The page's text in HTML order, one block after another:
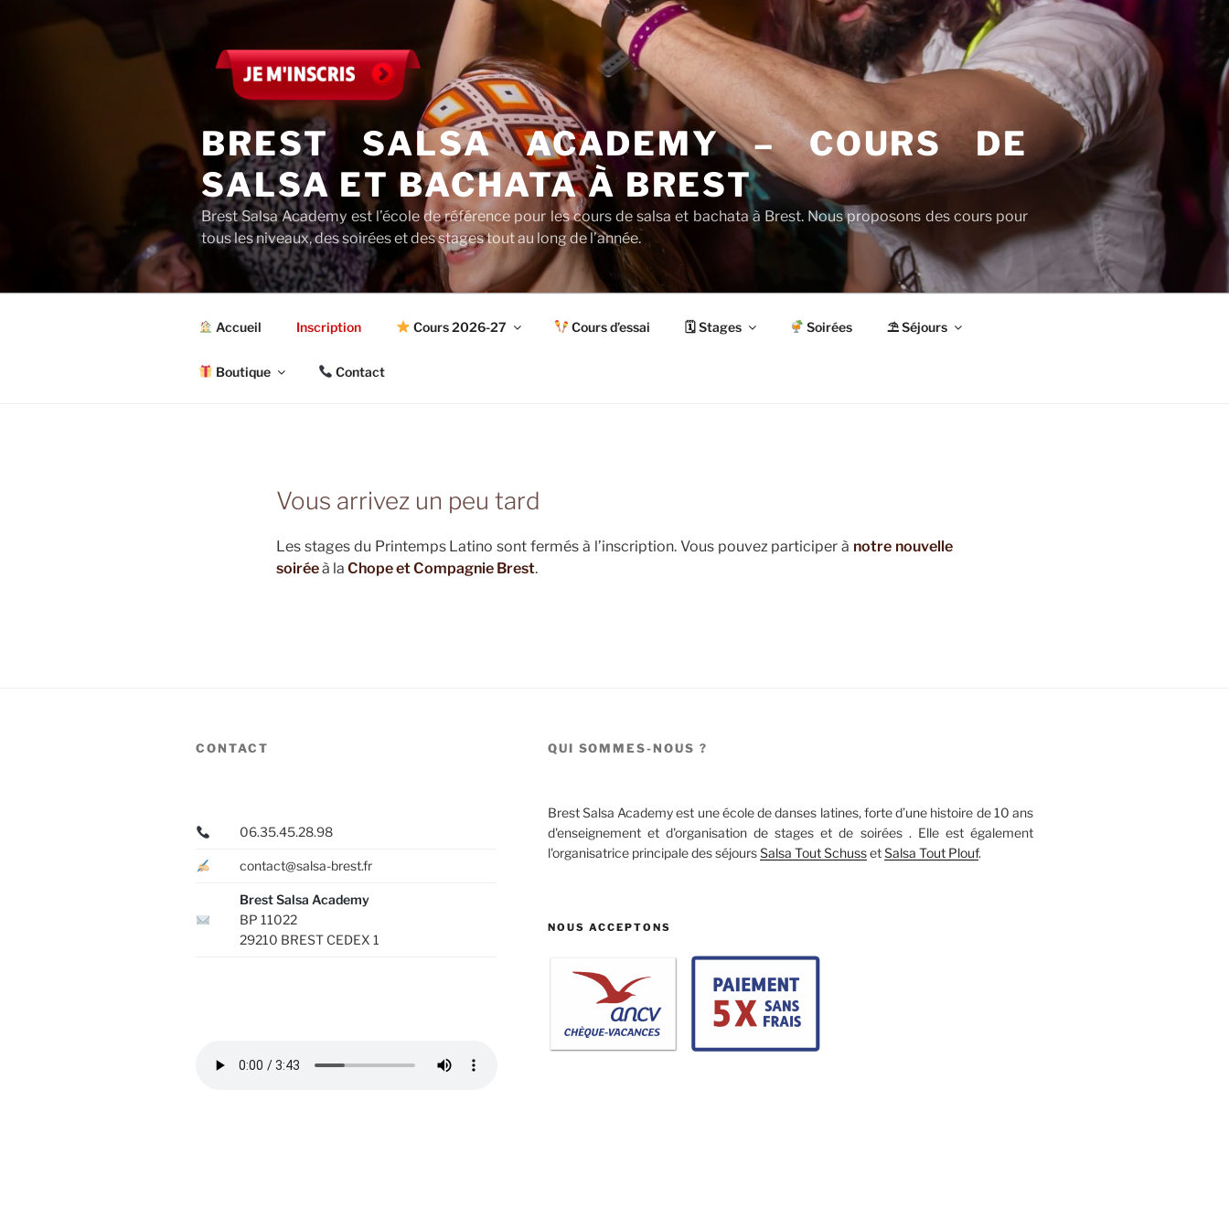
BREST SALSA ACADEMY – COURS DE
SALSA ET BACHATA À BREST
Brest Salsa Academy est l’école de référence pour les cours de salsa et bachata à Brest. Nous proposons des cours pour
tous les niveaux, des soirées et des stages tout au long de l’année.
Accueil Inscription Cours 2026-27 Cours d’essai 🗓 Stages Soirées ⛱ Séjours
Boutique Contact
Vous arrivez un peu tard
Les stages du Printemps Latino sont fermés à l’inscription. Vous pouvez participer à notre nouvelle
soiréeà la Chope et Compagnie Brest.
CONTACT
06.35.45.28.98
contact@salsa-brest.fr
Brest Salsa Academy
BP 11022
29210 BREST CEDEX 1
QUI SOMMES-NOUS ?
Brest Salsa Academy est une école de danses latines, forte d’une histoire de 10 ans
d'enseignement et d'organisation de stages et de soirées . Elle est également
l'organisatrice principale des séjoursSalsa Tout SchussetSalsa Tout Plouf.
NOUS ACCEPTONS